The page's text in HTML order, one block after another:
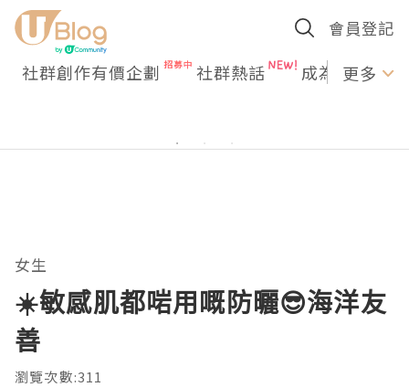
會員登記
社群創作有價企劃 社群熱話 成為U更多
女生
☀️敏感肌都啱用嘅防曬😎海洋友
善
瀏覽次數:311